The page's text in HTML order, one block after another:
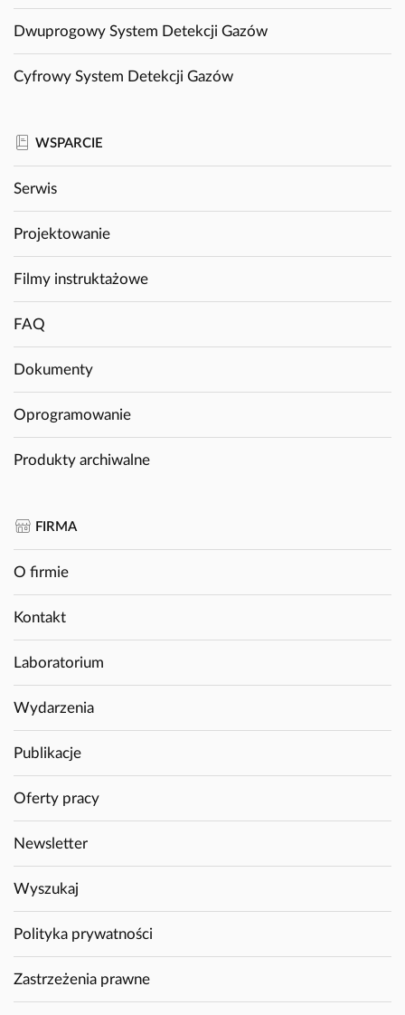
Dwuprogowy System Detekcji Gazów
Cyfrowy System Detekcji Gazów
WSPARCIE
Serwis
Projektowanie
Filmy instruktażowe
FAQ
Dokumenty
Oprogramowanie
Produkty archiwalne
FIRMA
O firmie
Kontakt
Laboratorium
Wydarzenia
Publikacje
Oferty pracy
Newsletter
Wyszukaj
Polityka prywatności
Zastrzeżenia prawne